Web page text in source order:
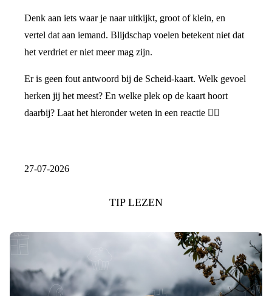
Denk aan iets waar je naar uitkijkt, groot of klein, en
vertel dat aan iemand. Blijdschap voelen betekent niet dat
het verdriet er niet meer mag zijn.
Er is geen fout antwoord bij de Scheid-kaart. Welk gevoel
herken jij het meest? En welke plek op de kaart hoort
daarbij? Laat het hieronder weten in een reactie 👇🏼
27-07-2026
TIP LEZEN